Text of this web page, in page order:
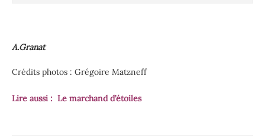
A.Granat
Crédits photos : Grégoire Matzneff
Lire aussi : Le marchand d’étoiles